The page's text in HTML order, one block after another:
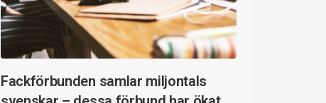
Fackförbunden samlar miljontals